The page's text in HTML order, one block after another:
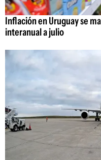
Inflación en Uruguay se
interanual a julio